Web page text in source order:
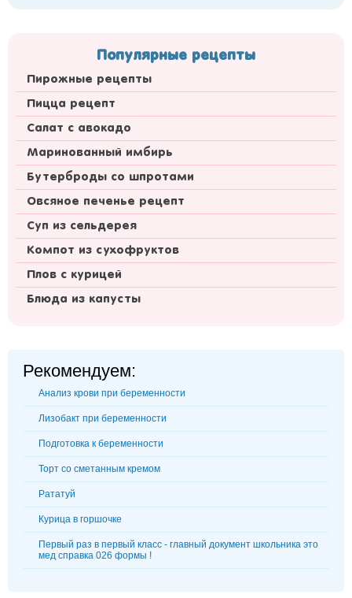
Популярные рецепты
Пирожные рецепты
Пицца рецепт
Салат с авокадо
Маринованный имбирь
Бутерброды со шпротами
Овсяное печенье рецепт
Суп из сельдерея
Компот из сухофруктов
Плов с курицей
Блюда из капусты
Рекомендуем:
Анализ крови при беременности
Лизобакт при беременности
Подготовка к беременности
Торт со сметанным кремом
Рататуй
Курица в горшочке
Первый раз в первый класс - главный документ школьника это
мед справка 026 формы !